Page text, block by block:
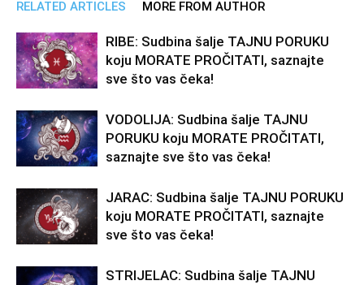
RELATED ARTICLES MORE FROM AUTHOR
RIBE: Sudbina šalje TAJNU PORUKU
koju MORATE PROČITATI, saznajte
sve što vas čeka!
VODOLIJA: Sudbina šalje TAJNU
PORUKU koju MORATE PROČITATI,
saznajte sve što vas čeka!
JARAC: Sudbina šalje TAJNU PORUKU
koju MORATE PROČITATI, saznajte
sve što vas čeka!
STRIJELAC: Sudbina šalje TAJNU